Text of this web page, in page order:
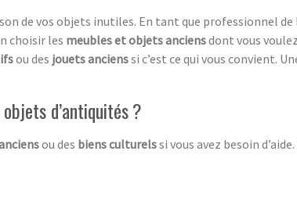
de vos objets inutiles. En tant que professionnel
choisir les meubles et objets anciensdont vous
ou des jouets ancienssi c’est ce qui vous convient.
d’antiquités ?
ou des biens culturelssi vous avez besoin